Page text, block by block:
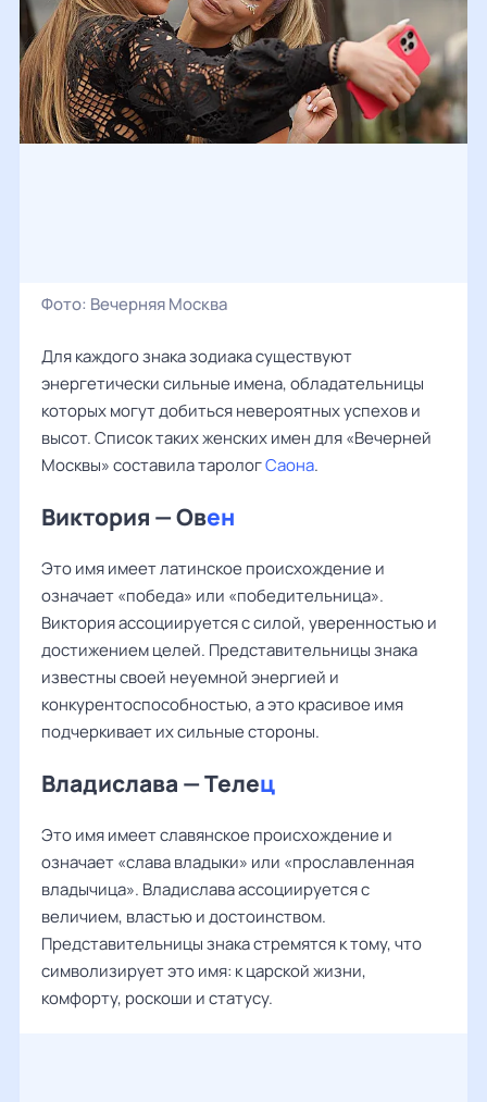
Фото: Вечерняя Москва
Для каждого знака зодиака существуют
энергетически сильные имена, обладательницы
которых могут добиться невероятных успехов и
высот. Список таких женских имен для «Вечерней
Москвы» составила тарологСаона.
Виктория — Овен
Это имя имеет латинское происхождение и
означает «победа» или «победительница».
Виктория ассоциируется с силой, уверенностью и
достижением целей. Представительницы знака
известны своей неуемной энергией и
конкурентоспособностью, а это красивое имя
подчеркивает их сильные стороны.
Владислава — Телец
Это имя имеет славянское происхождение и
означает «слава владыки» или «прославленная
владычица». Владислава ассоциируется с
величием, властью и достоинством.
Представительницы знака стремятся к тому, что
символизирует это имя: к царской жизни,
комфорту, роскоши и статусу.